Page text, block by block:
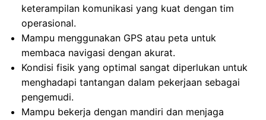
keterampilan komunikasi yang kuat dengan tim
operasional.
Mampu menggunakan GPS atau peta untuk
membaca navigasi dengan akurat.
Kondisi fisik yang optimal sangat diperlukan untuk
menghadapi tantangan dalam pekerjaan sebagai
pengemudi.
Mampu bekerja dengan mandiri dan menjaga